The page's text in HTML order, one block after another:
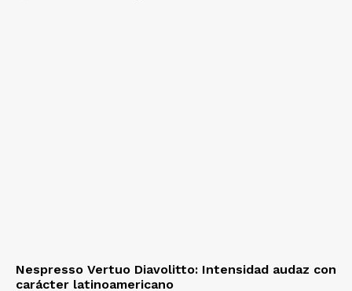
Nespresso Vertuo Diavolitto: Intensidad audaz con
carácter latinoamericano